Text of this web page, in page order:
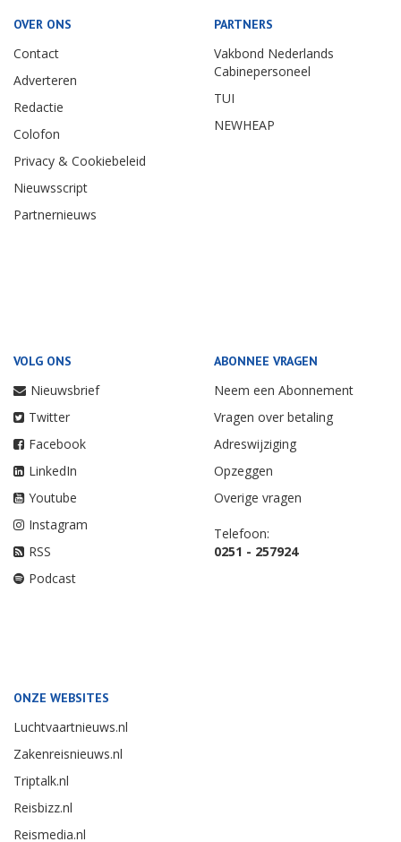
OVER ONS
Contact
Adverteren
Redactie
Colofon
Privacy & Cookiebeleid
Nieuwsscript
Partnernieuws
PARTNERS
Vakbond Nederlands
Cabinepersoneel
TUI
NEWHEAP
VOLG ONS
Nieuwsbrief
Twitter
Facebook
LinkedIn
Youtube
Instagram
RSS
Podcast
ABONNEE VRAGEN
Neem een Abonnement
Vragen over betaling
Adreswijziging
Opzeggen
Overige vragen
Telefoon:
0251 - 257924
ONZE WEBSITES
Luchtvaartnieuws.nl
Zakenreisnieuws.nl
Triptalk.nl
Reisbizz.nl
Reismedia.nl